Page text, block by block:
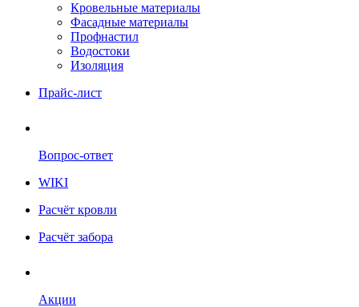
Кровельные материалы
Фасадные материалы
Профнастил
Водостоки
Изоляция
Прайс-лист
Вопрос-ответ
WIKI
Расчёт кровли
Расчёт забора
Акции